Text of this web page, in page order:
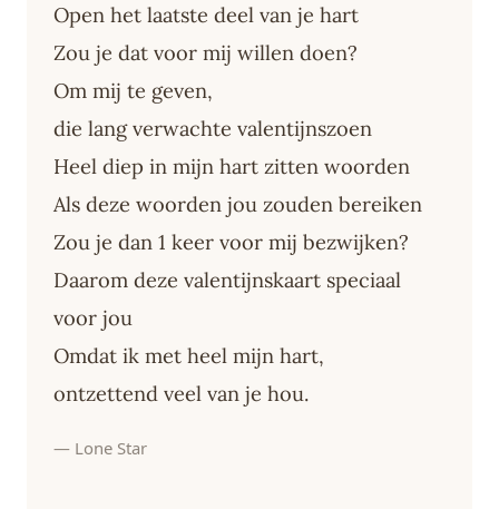
Open het laatste deel van je hart
Zou je dat voor mij willen doen?
Om mij te geven,
die lang verwachte valentijnszoen
Heel diep in mijn hart zitten woorden
Als deze woorden jou zouden bereiken
Zou je dan 1 keer voor mij bezwijken?
Daarom deze valentijnskaart speciaal
voor jou
Omdat ik met heel mijn hart,
ontzettend veel van je hou.
— Lone Star